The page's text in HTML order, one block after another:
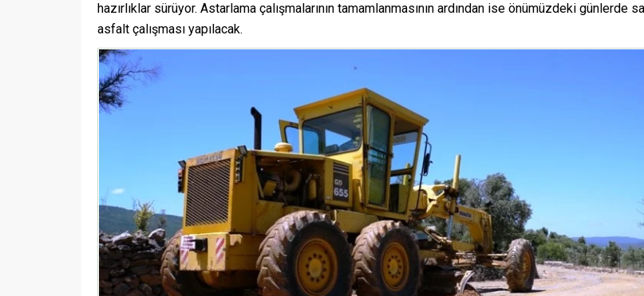
hazırlıklar sürüyor. Astarlama çalışmalarının tamamlanmasının ardından ise önümüzdeki günlerde
asfalt çalışması yapılacak.